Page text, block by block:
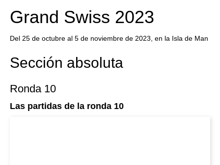
Grand Swiss 2023
Del 25 de octubre al 5 de noviembre de 2023, en la Isla de Man
Sección absoluta
Ronda 10
Las partidas de la ronda 10